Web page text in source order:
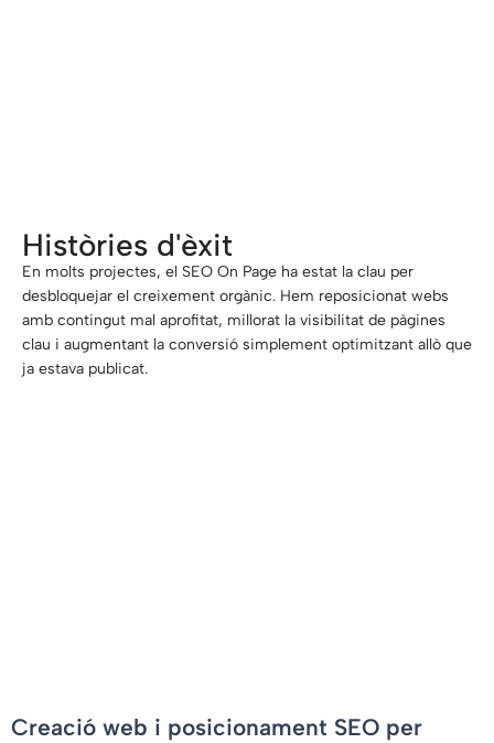
Històries d'èxit
En molts projectes, el SEO On Page ha estat la clau per
desbloquejar el creixement orgànic. Hem reposicionat webs
amb contingut mal aprofitat, millorat la visibilitat de pàgines
clau i augmentant la conversió simplement optimitzant allò que
ja estava publicat.
Creació web i posicionament SEO per